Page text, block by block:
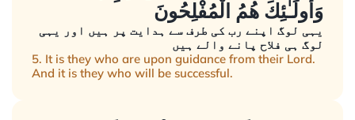
وَأُولَـٰئِكَ هُمُ الْمُفْلِحُونَ
یہی لوگ اپنے رب کی طرف سے ہدایت پر ہیں اور یہی
لوگ ہی فلاح پانے والے ہیں
5. It is they who are upon guidance from their Lord.
And it is they who will be successful.